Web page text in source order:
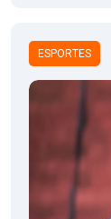
ESPORTES